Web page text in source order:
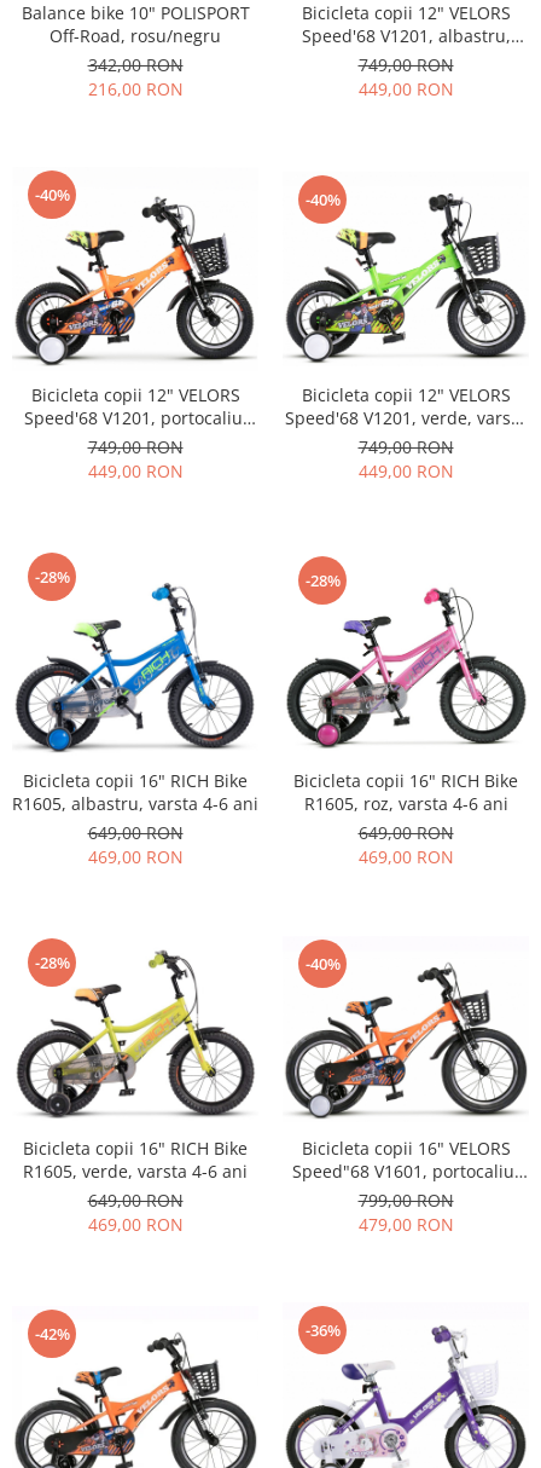
Balance bike 10" POLISPORT
Off-Road, rosu/negru
342,00 RON
216,00 RON
Bicicleta copii 12" VELORS
Speed'68 V1201, albastru,
varsta 2-4 ani
749,00 RON
449,00 RON
-40%
Bicicleta copii 12" VELORS
Speed'68 V1201, portocaliu,
varsta 2-4 ani
749,00 RON
449,00 RON
-40%
Bicicleta copii 12" VELORS
Speed'68 V1201, verde, varsta
2-4 ani
749,00 RON
449,00 RON
-28%
Bicicleta copii 16" RICH Bike
R1605, albastru, varsta 4-6 ani
649,00 RON
469,00 RON
-28%
Bicicleta copii 16" RICH Bike
R1605, roz, varsta 4-6 ani
649,00 RON
469,00 RON
-28%
Bicicleta copii 16" RICH Bike
R1605, verde, varsta 4-6 ani
649,00 RON
469,00 RON
-40%
Bicicleta copii 16" VELORS
Speed"68 V1601, portocaliu,
varsta 4-6 ani
799,00 RON
479,00 RON
-42% -36%